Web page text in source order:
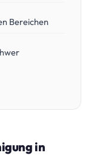
Bereichen
in